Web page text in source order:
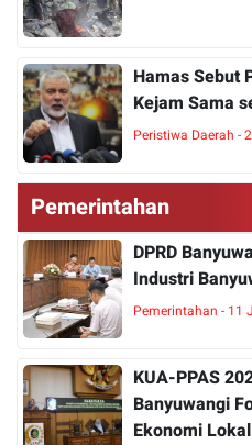
Hamas Sebut
Kejam Sama
Peristiwa Daerah -
Pemerintahan
DPRD
Industri
Pemerintahan - 11
KUA-PPAS
Banyuwangi
Ekonomi Lokal